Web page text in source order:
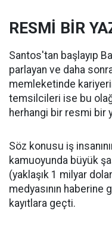
RESMİ BİR
Santos'tan başlayıp
parlayan ve daha
memleketinde
temsilcileri ise bu
herhangi bir resmi bir
Söz konusu iş
kamuoyunda büyük
(yaklaşık 1 milyar
medyasının haberine
kayıtlara geçti.